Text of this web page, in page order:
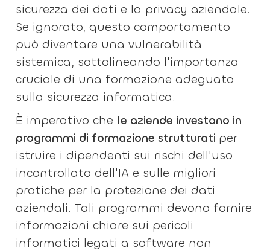
sicurezza dei dati e la privacy aziendale.
Se ignorato, questo comportamento
può diventare una vulnerabilità
sistemica, sottolineando l'importanza
cruciale di una formazione adeguata
sulla sicurezza informatica.
È imperativo che le aziende investano in
programmi di formazione strutturati per
istruire i dipendenti sui rischi dell'uso
incontrollato dell'IA e sulle migliori
pratiche per la protezione dei dati
aziendali. Tali programmi devono fornire
informazioni chiare sui pericoli
informatici legati a software non